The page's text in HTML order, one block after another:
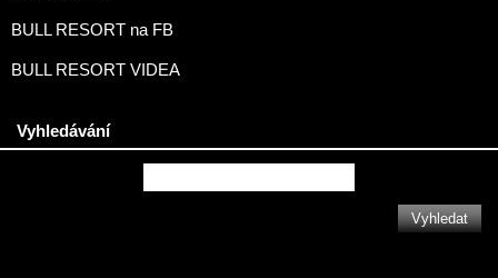
BULL RESORT na FB
BULL RESORT VIDEA
Vyhledávání